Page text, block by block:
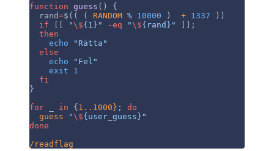
function guess () {
  rand
=$(( ( RANDOM % 10000 ) + 1337 ))
  if
"\${1}" -eq "\${rand}"
]];
  then
    echo
"Rätta"
  else
    echo
"Fel"
    exit
1
  fi
}
for
in { 1..1000} ; do
  guess
"\${user_guess}"
done
/readflag